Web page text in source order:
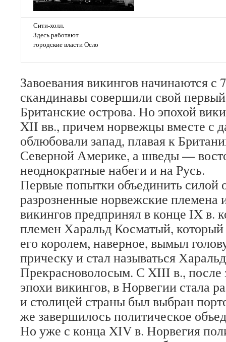
Сити-холл.
Здесь работают
городские власти Осло
Завоевания викингов начинаются с
скандинавы совершили свой
Британские острова. Но эпохой
XII вв., причем норвежцы вместе с
облюбовали запад, плавая к
Северной Америке, а шведы —
неоднократные набеги и на Русь.
Первые попытки объединить силой
разрозненные норвежские племена
викингов предпринял в конце IX в.
племен Харальд Косматый, который
его королем, наверное, вымыл
прическу и стал называться
Прекрасноволосым. С XIII в., после
эпохи викингов, в Норвегии стала
и столицей страны был выбран
же завершилось политическое
Но уже с конца XIV в. Норвегия